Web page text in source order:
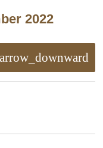
2022
arrow_downward